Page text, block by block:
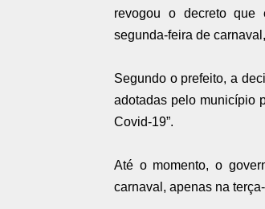
revogou o decreto que
segunda-feira de
Segundo o prefeito, a
adotadas pelo município
Covid-19”.
Até o momento, o
carnaval, apenas na